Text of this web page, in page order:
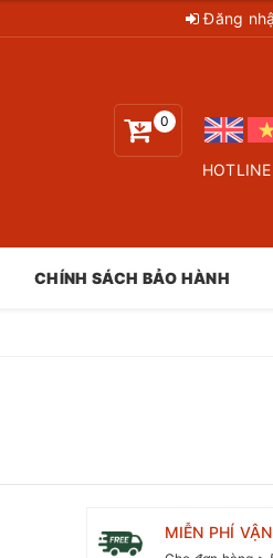
Đăng
0
CHÍNH SÁCH BẢO HÀNH
MIỄN PHÍ